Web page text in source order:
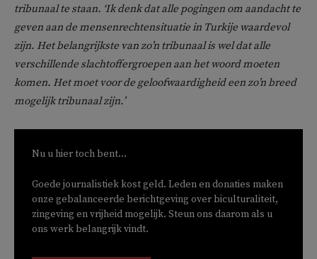
tribunaal te staan. ‘Ik denk dat alle pogingen om aandacht te
geven aan de mensenrechtensituatie in Turkije waardevol
zijn. Het belangrijkste van zo’n tribunaal is wel dat alle
verschillende slachtoffergroepen aan het woord moeten
komen. Het moet voor de geloofwaardigheid een zo’n breed
mogelijk tribunaal zijn.’
Nu u hier toch bent...
Goede journalistiek kost geld. Leden en donaties maken
onze gebalanceerde berichtgeving over biculturaliteit,
zingeving en vrijheid mogelijk. Steun ons daarom als u
ons werk belangrijk vindt.